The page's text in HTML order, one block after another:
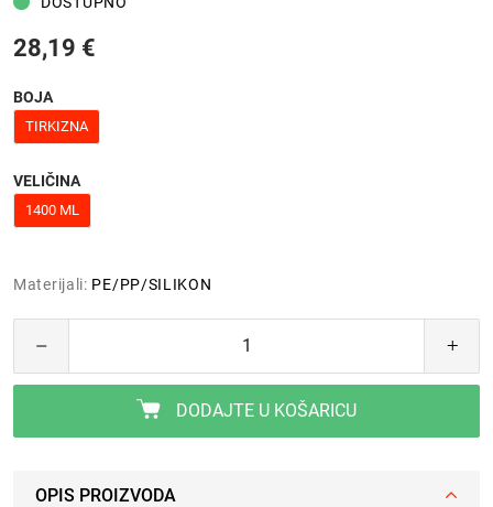
28,19 €
BOJA
TIRKIZNA
VELIČINA
1400 ML
Materijali: PE/PP/SILIKON
DODAJTE U KOŠARICU
OPIS PROIZVODA